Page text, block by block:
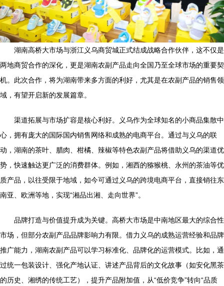
湖南高桥大市场与浙江义乌商贸城正式结成战略合作伙伴，这不仅是
两地商贸合作的深化，更是湖南农副产品走向全国乃至全球市场的重要契
机。此次合作，将为湖南带来多方面的利好，尤其是在农副产品的销售领
域，有望开启新的发展篇章。
渠道拓展与市场扩容是核心利好。义乌作为全球知名的小商品集散中
心，拥有庞大的国际国内销售网络和成熟的电商平台。通过与义乌的联
动，湖南的茶叶、腊肉、柑橘、辣椒等特色农副产品将借助义乌的渠道优
势，快速触达更广泛的消费群体。例如，湘西的猕猴桃、永州的茶油等优
质产品，以往受限于地域，如今可通过义乌的跨境电商平台，直接销往东
南亚、欧洲等地，实现“湘品出湘、走向世界”。
品牌打造与价值提升成为关键。高桥大市场是中南地区最大的综合性
市场，但部分农副产品品牌影响力有限。借力义乌的成熟运营经验和品牌
推广能力，湖南农副产品可以学习标准化、品牌化的运营模式。比如，通
过统一包装设计、强化产地认证、讲述产品背后的文化故事（如安化黑茶
的历史、湘绣的传统工艺），提升产品附加值，从“低价竞争”转向“品质